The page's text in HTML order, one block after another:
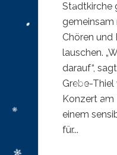
Stadtkirche
gemeinsam
Chören und
lauschen.
darauf“,
Grebe-
Konzert
einem
für...